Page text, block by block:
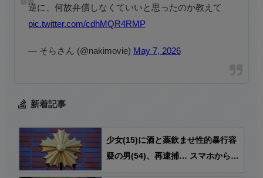
逆に、何故弁償しなくていいと思ったのか教えて
pic.twitter.com/cdhMQR4RMP
— そらさん (@nakimovie) May 7, 2026
新着記事
少女(15)に酒と薬飲ませ性的暴行容
疑の男(54)、再逮捕… スマホからは